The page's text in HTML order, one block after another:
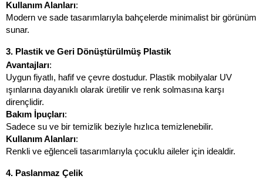
Kullanım Alanları:
Modern ve sade tasarımlarıyla bahçelerde minimalist bir görünüm
sunar.
3. Plastik ve Geri Dönüştürülmüş Plastik
Avantajları:
Uygun fiyatlı, hafif ve çevre dostudur. Plastik mobilyalar UV
ışınlarına dayanıklı olarak üretilir ve renk solmasına karşı
dirençlidir.
Bakım İpuçları:
Sadece su ve bir temizlik beziyle hızlıca temizlenebilir.
Kullanım Alanları:
Renkli ve eğlenceli tasarımlarıyla çocuklu aileler için idealdir.
4. Paslanmaz Çelik